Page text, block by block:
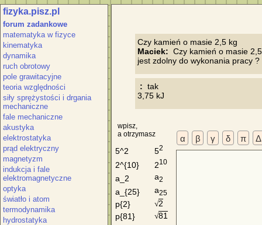
fizyka.pisz.pl
forum zadankowe
matematyka w fizyce
kinematyka
dynamika
ruch obrotowy
pole grawitacyjne
teoria względności
siły sprężystości i drgania
mechaniczne
fale mechaniczne
akustyka
elektrostatyka
prąd elektryczny
magnetyzm
indukcja i fale
elektromagnetyczne
optyka
światło i atom
termodynamika
hydrostatyka
Maciek:
Czy kamień o masie
:
  tak
α β γ δ π Δ
wpisz,
a otrzymasz
5^2 52
2^{10} 210
a_2 a2
a_{25} a25
p{2} √2
p{81}
√81